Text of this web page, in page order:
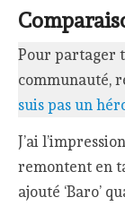
Pour partager
communauté,
suis pas un
J’ai
remontent en
ajouté ‘Baro’